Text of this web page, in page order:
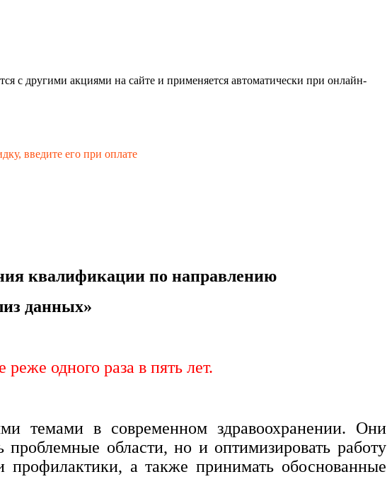
с другими акциями на сайте и применяется автоматически при онлайн-
введите его при оплате
квалификации по направлению
данных»
одного раза в пять лет.
темами в современном здравоохранении. Они
проблемные области, но и оптимизировать работу
профилактики, а также принимать обоснованные